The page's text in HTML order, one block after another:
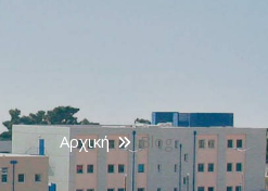
Αρχική Blog